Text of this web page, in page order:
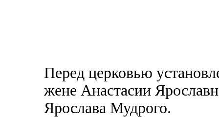
Перед церковью
жене Анастасии
Ярослава Мудрого.